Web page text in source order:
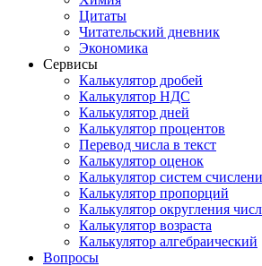
Цитаты
Читательский дневник
Экономика
Сервисы
Калькулятор дробей
Калькулятор НДС
Калькулятор дней
Калькулятор процентов
Перевод числа в текст
Калькулятор оценок
Калькулятор систем
Калькулятор пропорций
Калькулятор округления
Калькулятор возраста
Калькулятор алгебраический
Вопросы